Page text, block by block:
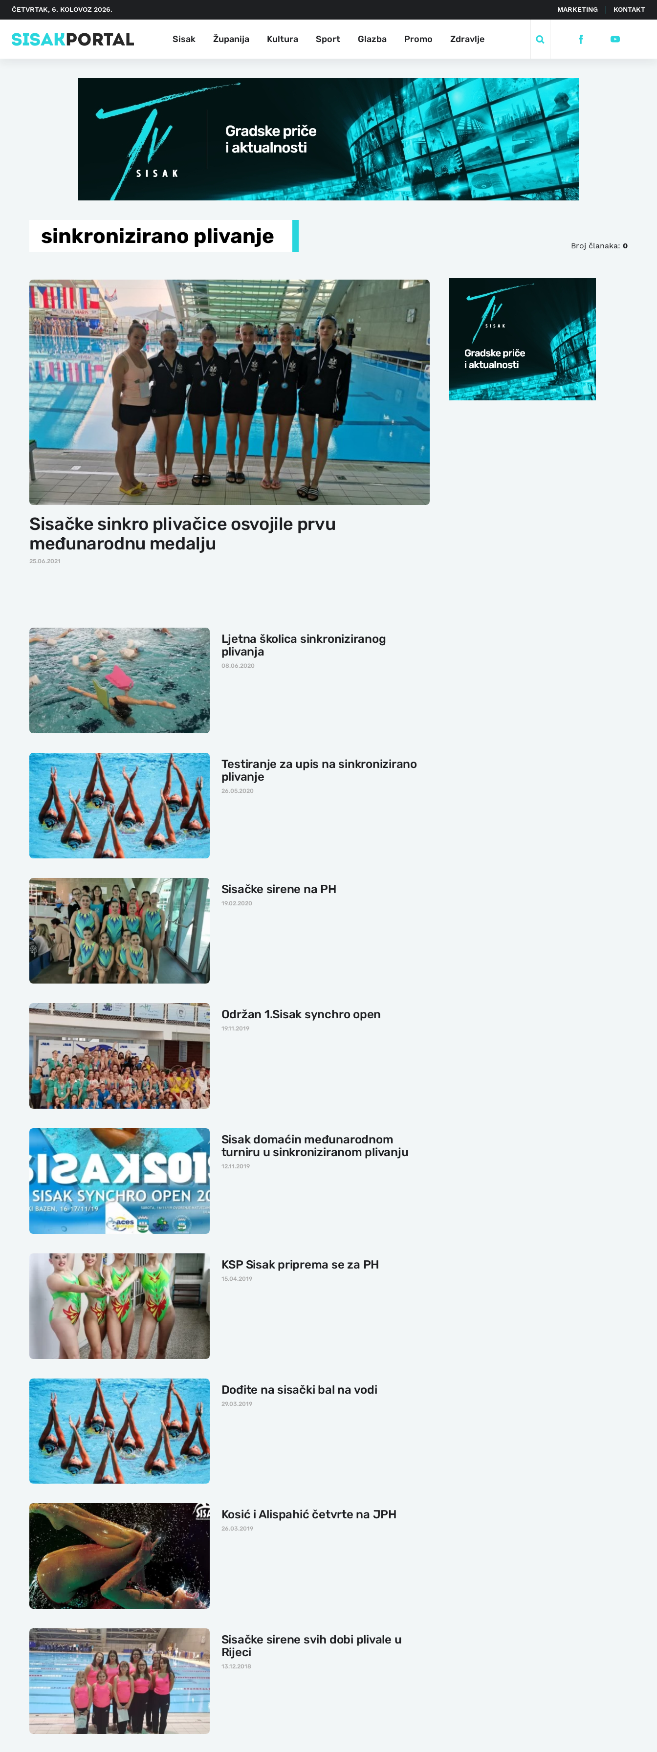
ČETVRTAK, 6. KOLOVOZ 2026. MARKETING KONTAKT
Sisak Županija Kultura Sport Glazba Promo Zdravlje
sinkronizirano plivanje Broj članaka: 0
Sisačke sinkro plivačice osvojile prvu
međunarodnu medalju
25.06.2021
Ljetna školica sinkroniziranog
plivanja
08.06.2020
Testiranje za upis na sinkronizirano
plivanje
26.05.2020
Sisačke sirene na PH
19.02.2020
Održan 1.Sisak synchro open
19.11.2019
Sisak domaćin međunarodnom
turniru u sinkroniziranom plivanju
12.11.2019
KSP Sisak priprema se za PH
15.04.2019
Dođite na sisački bal na vodi
29.03.2019
Kosić i Alispahić četvrte na JPH
26.03.2019
Sisačke sirene svih dobi plivale u
Rijeci
13.12.2018